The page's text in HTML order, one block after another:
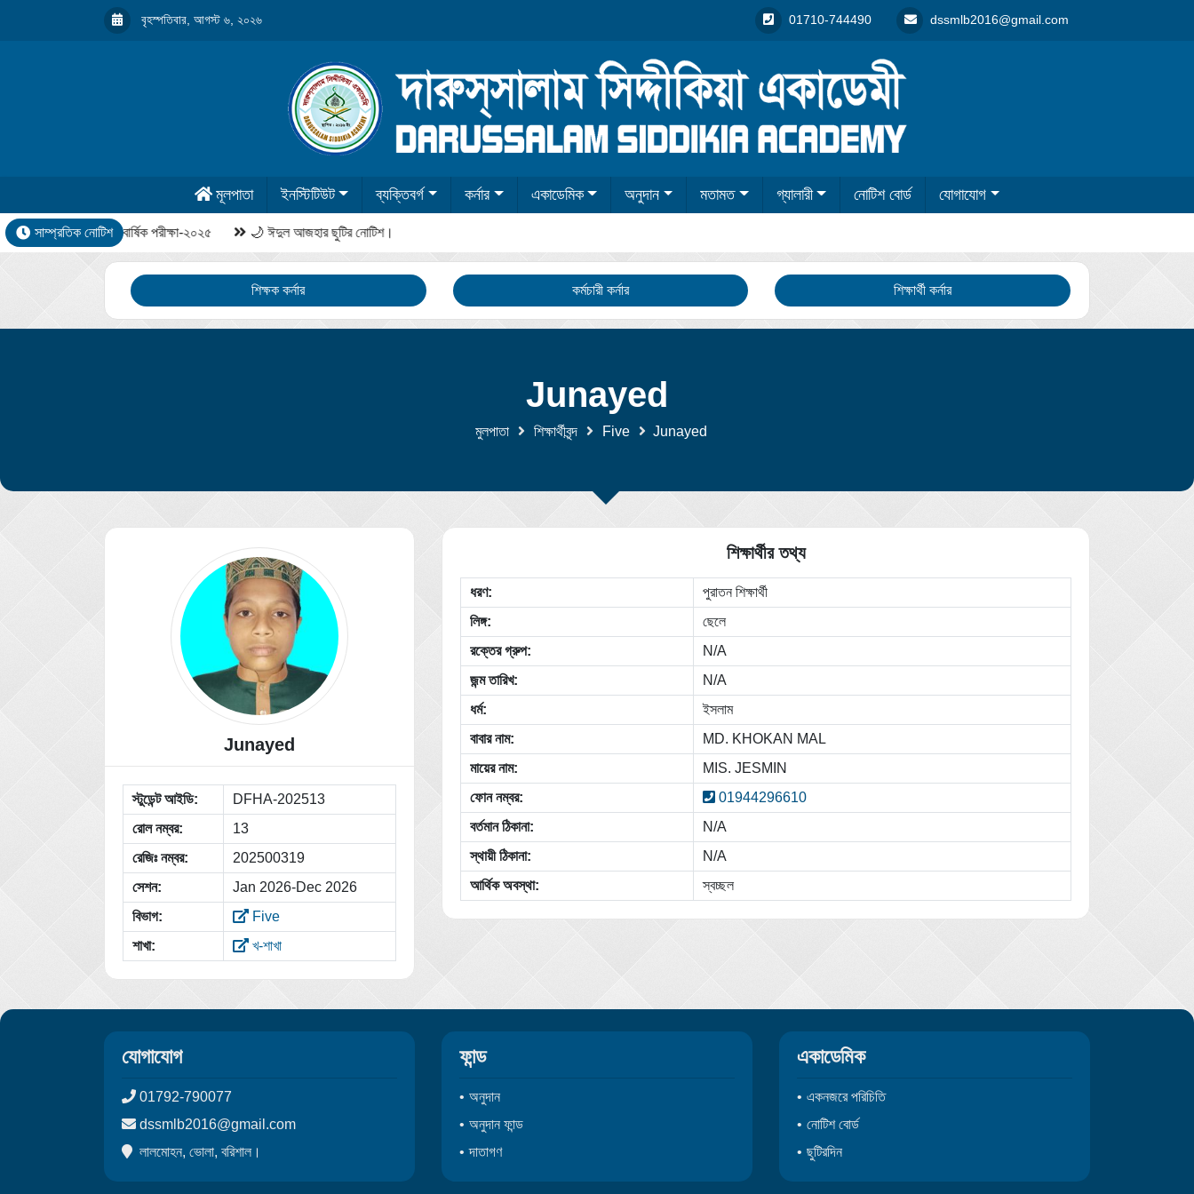
বৃহস্পতিবার, আগস্ট ৬, ২০২৬ 01710-744490 dssmlb2016@gmail.com
মূলপাতা ইনস্টিটিউট ব্যক্তিবর্গ কর্নার একাডেমিক অনুদান মতামত গ্যালারী নোটিশ বোর্ড যোগাযোগ
সাম্প্রতিক নোটিশ বার্ষিক পরীক্ষা-২০২৫ 🌙 ঈদুল আজহার ছুটির নোটিশ।
শিক্ষক কর্নার কর্মচারী কর্নার শিক্ষার্থী কর্নার
Junayed
মুলপাতা শিক্ষার্থীবৃন্দ Five Junayed
Junayed
স্টুডেন্ট আইডি:
DFHA-202513
রোল নম্বর:
13
রেজিঃ নম্বর:
202500319
সেশন:
Jan 2026-Dec 2026
বিভাগ:
Five
শাখা:
খ-শাখা
শিক্ষার্থীর তথ্য
ধরণ:
পুরাতন শিক্ষার্থী
লিঙ্গ:
ছেলে
রক্তের গ্রুপ:
N/A
জন্ম তারিখ:
N/A
ধর্ম:
ইসলাম
বাবার নাম:
MD. KHOKAN MAL
মায়ের নাম:
MIS. JESMIN
ফোন নম্বর:
01944296610
বর্তমান ঠিকানা:
N/A
স্থায়ী ঠিকানা:
N/A
আর্থিক অবস্থা:
স্বচ্ছল
যোগাযোগ
01792-790077
dssmlb2016@gmail.com
লালমোহন, ভোলা, বরিশাল।
ফান্ড
অনুদান
অনুদান ফান্ড
দাতাগণ
একাডেমিক
একনজরে পরিচিতি
নোটিশ বোর্ড
ছুটিরদিন